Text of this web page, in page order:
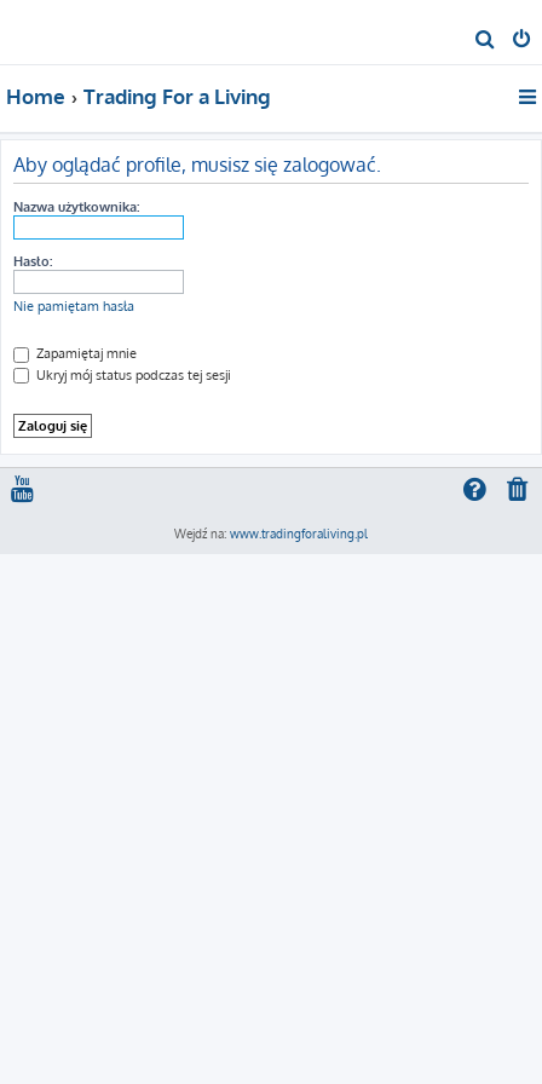
z
j
Home Trading For a Living
Aby oglądać profile, musisz się zalogować.
Nazwa użytkownika:
Hasło:
Nie pamiętam hasła
Zapamiętaj mnie
Ukryj mój status podczas tej sesji
Wejdź na: www.tradingforaliving.pl